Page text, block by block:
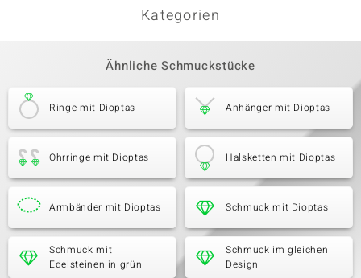
Kategorien
Ähnliche Schmuckstücke
Ringe mit Dioptas Anhänger mit Dioptas
Ohrringe mit Dioptas Halsketten mit Dioptas
Armbänder mit Dioptas Schmuck mit Dioptas
Schmuck mit
Edelsteinen in grün
Schmuck im gleichen
Design